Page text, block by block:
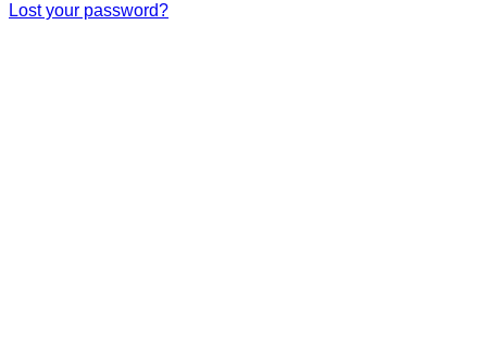
Lost your password?